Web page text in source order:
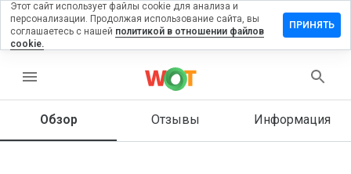
menu
Обзор Отзывы Информация
на
Как бы
Этот сайт использует файлы cookie для анализа и
персонализации. Продолжая использование сайта, вы
соглашаетесь с нашей политикой в отношении файлов
cookie.
ПРИНЯТЬ